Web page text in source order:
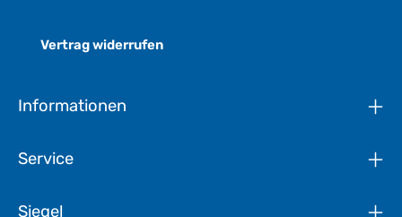
Vertrag widerrufen
Informationen
Service
Siegel